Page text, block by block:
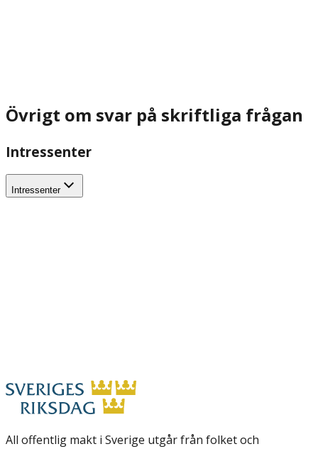
Övrigt om svar på skriftliga frågan
Intressenter
Intressenter
All offentlig makt i Sverige utgår från folket och